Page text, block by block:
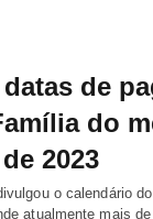
de
do
2023
o calendário
atualmente mais